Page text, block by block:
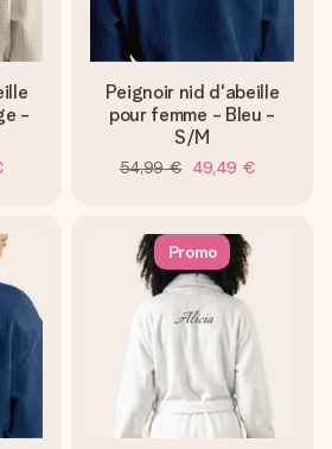
-
Peignoir nid d'abeille
pour femme - Bleu -
S/M
54,99 € 49,49 €
Promo